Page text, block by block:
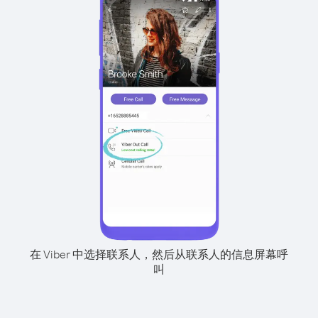
在 Viber 中选择联系人，然后从联系人的信息屏幕呼
叫